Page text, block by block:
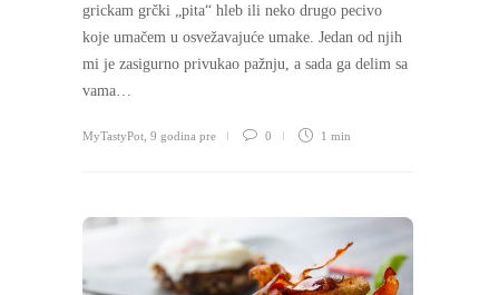
grickam grčki „pita“ hleb ili neko drugo pecivo
koje umačem u osvežavajuće umake. Jedan od njih
mi je zasigurno privukao pažnju, a sada ga delim sa
vama…
MyTastyPot 9 godina pre 0 1 min